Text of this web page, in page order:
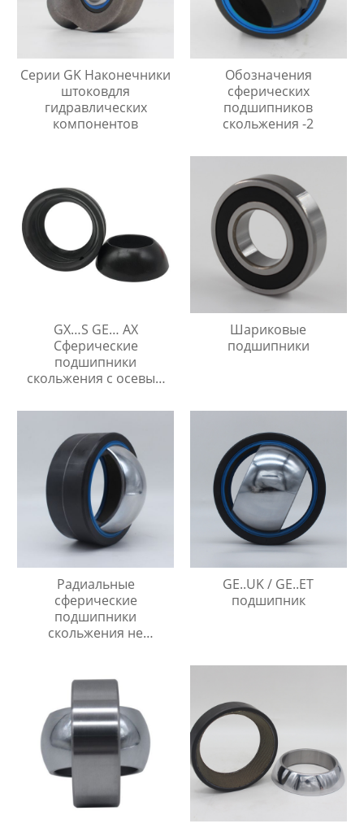
Серии GK Наконечники
штоковдля
гидравлических
компонентов
Обозначения
сферических
подшипников
скольжения -2
GX…S GE… AX
Сферические
подшипники
скольжения с осевым
Шариковые
подшипники
Радиальные
сферические
подшипники
скольжения не
обслуживания
GE..UK / GE..ET
подшипник